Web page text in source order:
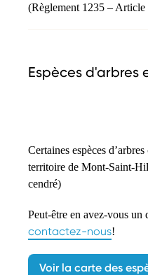
(Règlement 1235 – Article
Espèces d'arbres
Certaines espèces
territoire de Mont-Saint-
cendré)
Peut-être en avez-vous un
contactez-nous!
Voir la carte des